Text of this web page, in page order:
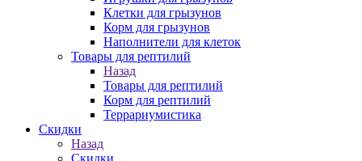
Клетки для грызунов
Корм для грызунов
Наполнители для клеток
Товары для рептилий
Назад
Товары для рептилий
Корм для рептилий
Террариумистика
Скидки
Назад
Скидки